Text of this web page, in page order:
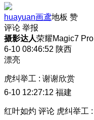
huayuan画鸢地板 赞
评论 举报
摄影达人荣耀Magic7 Pro
6-10 08:46:52 陕西
漂亮
虎纠举工 : 谢谢欣赏
6-10 12:27:12 福建
红叶如灼 评论 虎纠举工 :